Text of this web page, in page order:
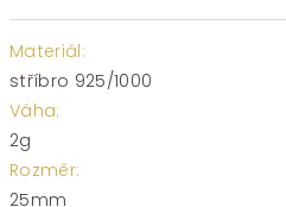
Materiál:
stříbro 925/1000
Váha:
2g
Rozměr:
25mm